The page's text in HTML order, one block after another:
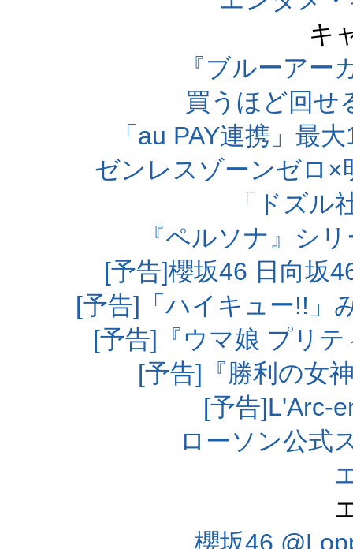
キ
『ブルーアー
買うほど回せ
「au PAY連携」最
ゼンレスゾーンゼロ
「ドズル
『ペルソナ』シ
[予告]櫻坂46 日向坂
[予告]「ハイキュー!!」
[予告]『ウマ娘 プリ
[予告]『勝利の女
[予告]L'Arc-
ローソン公式
櫻坂46